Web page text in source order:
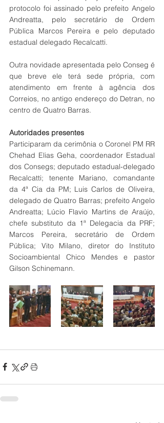
protocolo foi assinado pelo prefeito Angelo
Andreatta, pelo secretário de Ordem
Pública Marcos Pereira e pelo deputado
estadual delegado Recalcatti.
Outra novidade apresentada pelo Conseg é
que breve ele terá sede própria, com
atendimento em frente à agência dos
Correios, no antigo endereço do Detran, no
centro de Quatro Barras.
Autoridades presentes
Participaram da cerimônia o Coronel PM RR
Chehad Elias Geha, coordenador Estadual
dos Consegs; deputado estadual-delegado
Recalcatti; tenente Mariano, comandante
da 4ª Cia da PM; Luis Carlos de Oliveira,
delegado de Quatro Barras; prefeito Angelo
Andreatta; Lúcio Flavio Martins de Araújo,
chefe substituto da 1ª Delegacia da PRF;
Marcos Pereira, secretário de Ordem
Pública; Vito Milano, diretor do Instituto
Socioambiental Chico Mendes e pastor
Gilson Schinemann.